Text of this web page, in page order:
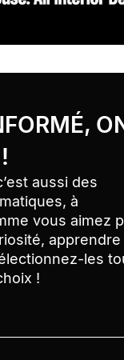
aussi des
à
vous aimez
apprendre
les
!